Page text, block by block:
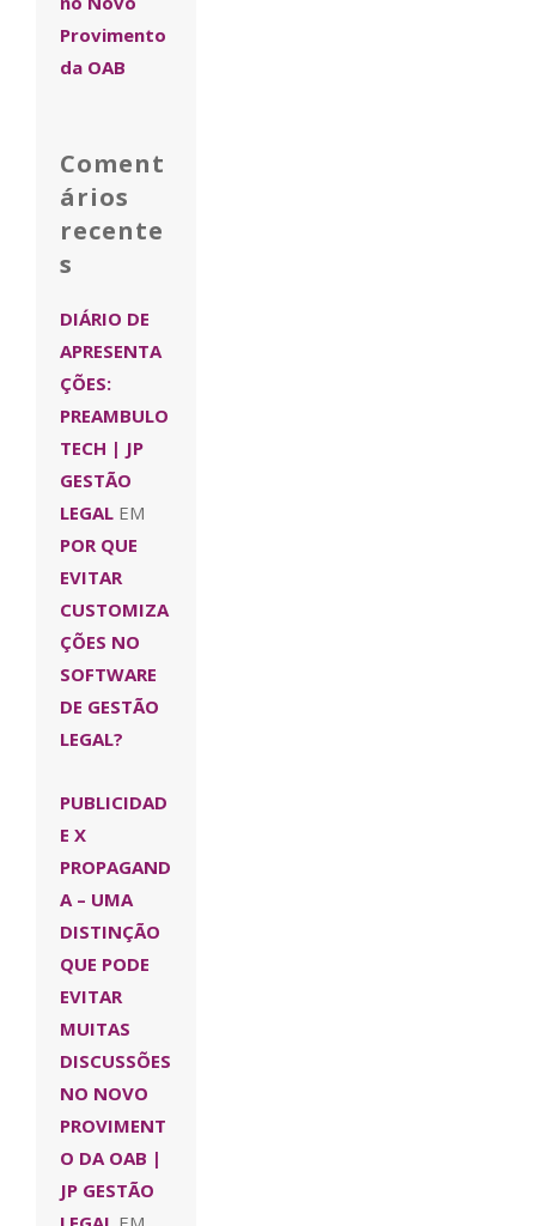
Provimento
da OAB
Coment
ários
recente
s
DIÁRIO DE
APRESENTA
ÇÕES:
PREAMBULO
TECH | JP
GESTÃO
LEGAL EM
POR QUE
EVITAR
CUSTOMIZA
ÇÕES NO
SOFTWARE
DE GESTÃO
LEGAL?
PUBLICIDAD
E X
PROPAGAND
A – UMA
DISTINÇÃO
QUE PODE
EVITAR
MUITAS
DISCUSSÕES
NO NOVO
PROVIMENT
O DA OAB |
JP GESTÃO